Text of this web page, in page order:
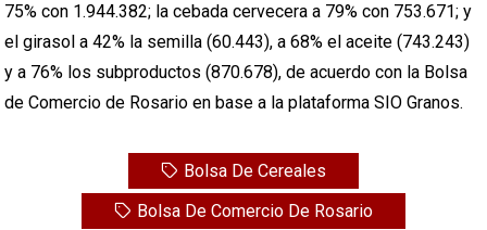
75% con 1.944.382; la cebada cervecera a 79% con 753.671; y
el girasol a 42% la semilla (60.443), a 68% el aceite (743.243)
y a 76% los subproductos (870.678), de acuerdo con la Bolsa
de Comercio de Rosario en base a la plataforma SIO Granos.
Bolsa De Cereales
Bolsa De Comercio De Rosario